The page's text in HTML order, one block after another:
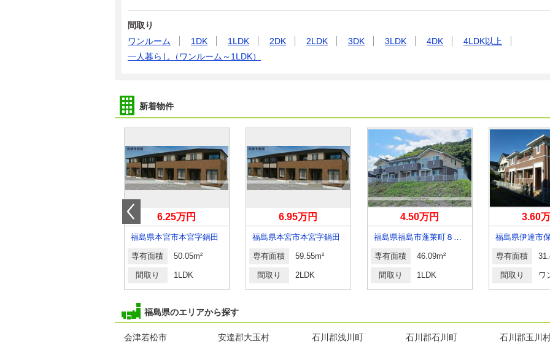
間取り
ワンルーム
1DK 1LDK 2DK 2LDK 3DK 3LDK 4DK
4LDK以上
一人暮らし（ワンルーム～1LDK）
新着物件
6.25万円
福島県本宮市本宮字鍋田
専有面積 50.05m²
間取り 1LDK
6.95万円
福島県本宮市本宮字鍋田
専有面積 59.55m²
間取り 2LDK
4.50万円
福島県福島市蓬莱町８丁目
専有面積 46.09m²
間取り 1LDK
3.60
専有面積
間取り ワ
福島県のエリアから探す
会津若松市 安達郡大玉村 石川郡浅川町 石川郡石川町
石川郡玉川